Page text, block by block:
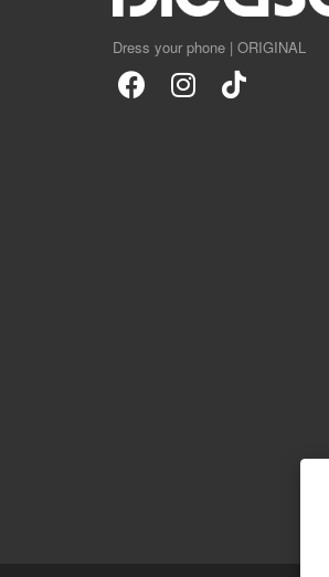
Dress your phone | ORIGINAL